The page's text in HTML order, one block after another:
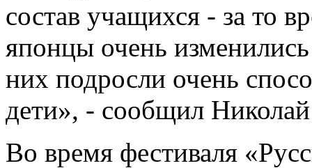
состав учащихся - за то
японцы очень
них подросли очень
дети», - сообщил
Во время фестиваля